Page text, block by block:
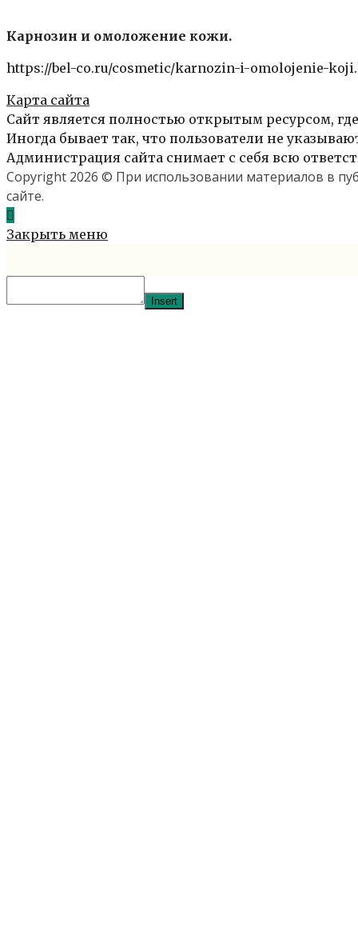
Карнозин и омоложение кожи.
https://bel-co.ru/cosmetic/karnozin-i-omolojenie-
Карта сайта
Сайт является полностью открытым ресурсом,
Иногда бывает так, что пользователи не
Администрация сайта снимает с себя всю
Copyright 2026 © При использовании материалов в
сайте.
Закрыть меню
Insert